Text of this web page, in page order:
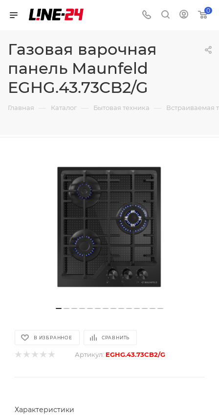
0
Газовая варочная
панель Maunfeld
EGHG.43.73CB2/G
Главная — Каталог — Бытовая техника — Встраиваемая
В ИЗБРАННОЕ СРАВНИТЬ
Артикул: EGHG.43.73CB2/G
Характеристики